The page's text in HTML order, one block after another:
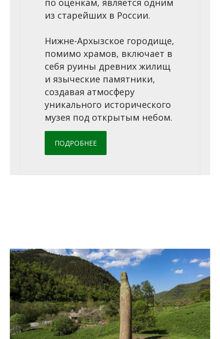
по оценкам, является одним
из старейших в России.
Нижне-Архызское городище,
помимо храмов, включает в
себя руины древних жилищ
и языческие памятники,
создавая атмосферу
уникального исторического
музея под открытым небом.
ПОДРОБНЕЕ